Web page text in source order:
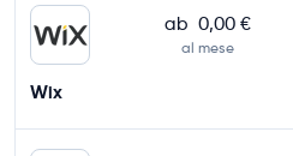
ab 0,00 €
al mese
Wix